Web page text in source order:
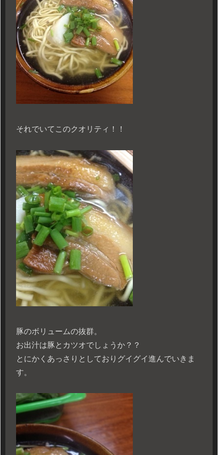
それでいてこのクオリティ！！
豚のボリュームの抜群。
お出汁は豚とカツオでしょうか？？
とにかくあっさりとしておりグイグイ進んでいきま
す。